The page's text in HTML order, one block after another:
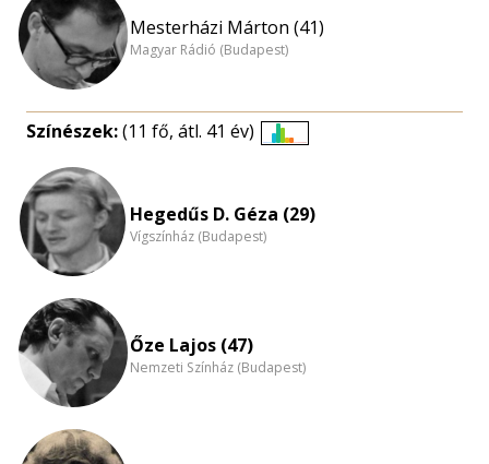
Mesterházi Márton (41)
Magyar Rádió (Budapest)
Színészek:(11 fő, átl. 41 év)
nagyítása
Hegedűs D. Géza (29)
Vígszínház (Budapest)
Őze Lajos (47)
Nemzeti Színház (Budapest)